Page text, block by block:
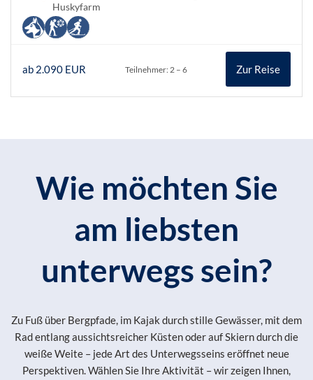
Huskyfarm
ab 2.090 EUR Teilnehmer: 2 – 6 Zur Reise
Wie möchten Sie
am liebsten
unterwegs sein?
Zu Fuß über Bergpfade, im Kajak durch stille Gewässer, mit dem
Rad entlang aussichtsreicher Küsten oder auf Skiern durch die
weiße Weite – jede Art des Unterwegsseins eröffnet neue
Perspektiven. Wählen Sie Ihre Aktivität – wir zeigen Ihnen,